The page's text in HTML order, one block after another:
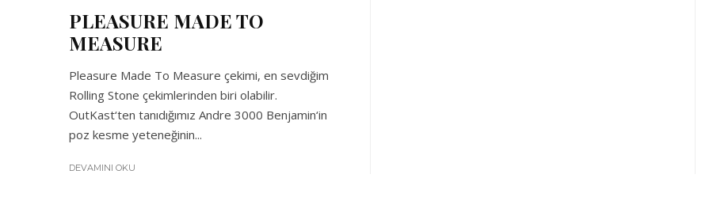
PLEASURE MADE TO
MEASURE
Pleasure Made To Measure çekimi, en sevdiğim
Rolling Stone çekimlerinden biri olabilir.
OutKast‘ten tanıdığımız Andre 3000 Benjamin‘in
poz kesme yeteneğinin...
DEVAMINI OKU